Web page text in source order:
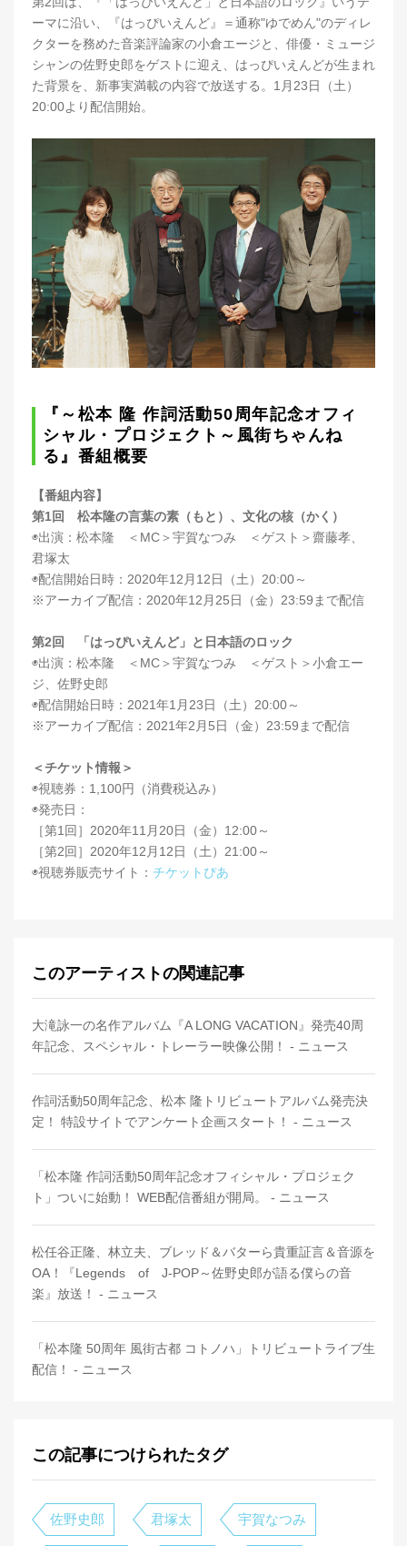
ーマに沿い、『はっぴいえんど』＝通称"ゆでめん"のディレ
クターを務めた音楽評論家の小倉エージと、俳優・ミュージ
シャンの佐野史郎をゲストに迎え、はっぴいえんどが生まれ
た背景を、新事実満載の内容で放送する。1月23日（土）
20:00より配信開始。
『～松本 隆 作詞活動50周年記念オフィ
シャル・プロジェクト～風街ちゃんね
る』番組概要
【番組内容】
第1回 松本隆の言葉の素（もと）、文化の核（かく）
◉出演：松本隆 ＜MC＞宇賀なつみ ＜ゲスト＞齋藤孝、
君塚太
◉配信開始日時：2020年12月12日（土）20:00～
※アーカイブ配信：2020年12月25日（金）23:59まで配信
第2回 「はっぴいえんど」と日本語のロック
◉出演：松本隆 ＜MC＞宇賀なつみ ＜ゲスト＞小倉エー
ジ、佐野史郎
◉配信開始日時：2021年1月23日（土）20:00～
※アーカイブ配信：2021年2月5日（金）23:59まで配信
＜チケット情報＞
◉視聴券：1,100円（消費税込み）
◉発売日：
［第1回］2020年11月20日（金）12:00～
［第2回］2020年12月12日（土）21:00～
◉視聴券販売サイト： チケットぴあ
このアーティストの関連記事
大滝詠一の名作アルバム『A LONG VACATION』発売40周
年記念、スペシャル・トレーラー映像公開！ - ニュース
作詞活動50周年記念、松本 隆トリビュートアルバム発売決
定！ 特設サイトでアンケート企画スタート！ - ニュース
「松本隆 作詞活動50周年記念オフィシャル・プロジェク
ト」ついに始動！ WEB配信番組が開局。 - ニュース
松任谷正隆、林立夫、ブレッド＆バターら貴重証言＆音源を
OA！『Legends of J-POP～佐野史郎が語る僕らの音
楽』放送！ - ニュース
「松本隆 50周年 風街古都 コトノハ」トリビュートライブ生
配信！ - ニュース
この記事につけられたタグ
佐野史郎 君塚太 宇賀なつみ